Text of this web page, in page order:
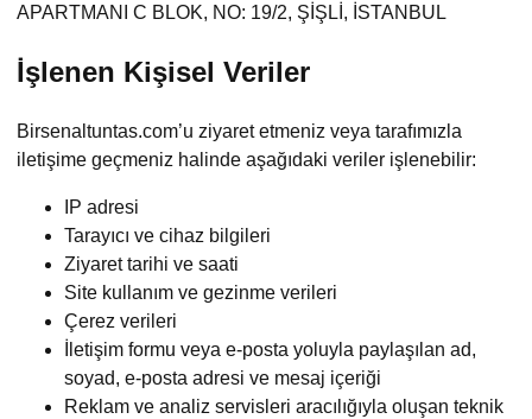
APARTMANI C BLOK, NO: 19/2, ŞİŞLİ, İSTANBUL
İşlenen Kişisel Veriler
Birsenaltuntas.com’u ziyaret etmeniz veya tarafımızla
iletişime geçmeniz halinde aşağıdaki veriler işlenebilir:
IP adresi
Tarayıcı ve cihaz bilgileri
Ziyaret tarihi ve saati
Site kullanım ve gezinme verileri
Çerez verileri
İletişim formu veya e-posta yoluyla paylaşılan ad,
soyad, e-posta adresi ve mesaj içeriği
Reklam ve analiz servisleri aracılığıyla oluşan teknik